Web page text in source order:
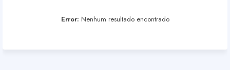
Error: Nenhum resultado encontrado